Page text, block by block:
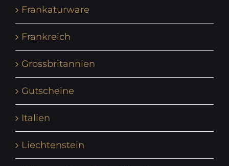
Frankaturware
Frankreich
Grossbritannien
Gutscheine
Italien
Liechtenstein